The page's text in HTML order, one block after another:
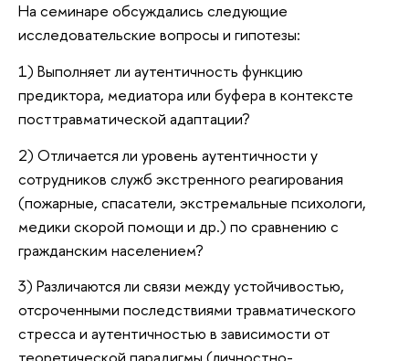
На семинаре обсуждались следующие
исследовательские вопросы и гипотезы:
1) Выполняет ли аутентичность функцию
предиктора, медиатора или буфера в контексте
посттравматической адаптации?
2) Отличается ли уровень аутентичности у
сотрудников служб экстренного реагирования
(пожарные, спасатели, экстремальные психологи,
медики скорой помощи и др.) по сравнению с
гражданским населением?
3) Различаются ли связи между устойчивостью,
отсроченными последствиями травматического
стресса и аутентичностью в зависимости от